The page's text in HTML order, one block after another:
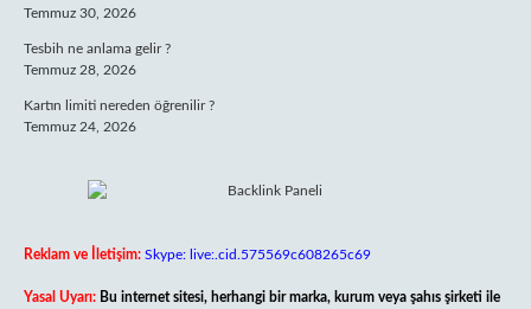
Temmuz 30, 2026
Tesbih ne anlama gelir ?
Temmuz 28, 2026
Kartın limiti nereden öğrenilir ?
Temmuz 24, 2026
Reklam ve İletişim: Skype: live:.cid.575569c608265c69
Yasal Uyarı: Bu internet sitesi, herhangi bir marka, kurum veya şahıs şirketi ile